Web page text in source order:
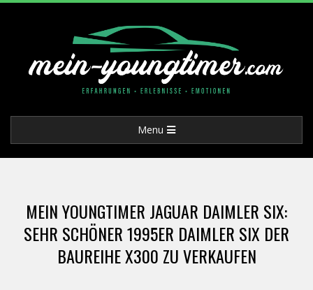
M
E
N
Navigation
Menu
MEIN YOUNGTIMER JAGUAR DAIMLER SIX:
SEHR SCHÖNER 1995ER DAIMLER SIX DER
BAUREIHE X300 ZU VERKAUFEN